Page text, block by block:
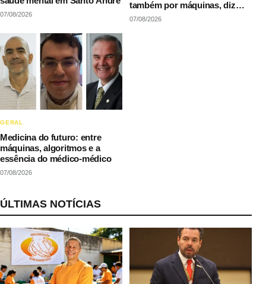
07/08/2026
também por máquinas, diz
LAQI
07/08/2026
GERAL
Medicina do futuro: entre
máquinas, algoritmos e a
essência do médico-médico
07/08/2026
ÚLTIMAS NOTÍCIAS